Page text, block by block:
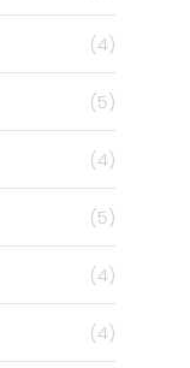
(4)
(5)
(4)
(5)
(4)
(4)